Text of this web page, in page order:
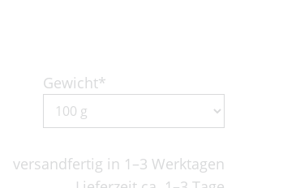
Gewicht*
versandfertig in 1–3 Werktagen